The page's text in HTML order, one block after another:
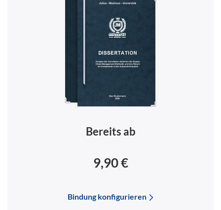
Bereits ab
9,90 €
Bindung konfigurieren